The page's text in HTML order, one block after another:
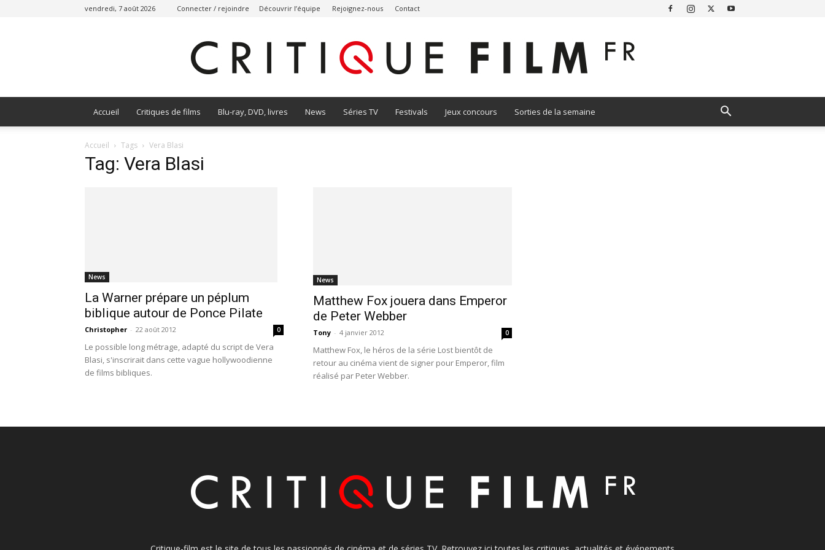
vendredi, 7 août 2026 Connecter / rejoindre Découvrir l’équipe Rejoignez-nous Contact
Accueil Critiques de films Blu-ray, DVD, livres News Séries TV Festivals Jeux concours Sorties de la semaine
Accueil Tags Vera Blasi
Tag: Vera Blasi
News
La Warner prépare un péplum
biblique autour de Ponce Pilate
Christopher - 22 août 2012 0
Le possible long métrage, adapté du script de Vera
Blasi, s'inscrirait dans cette vague hollywoodienne
de films bibliques.
News
Matthew Fox jouera dans Emperor
de Peter Webber
Tony - 4 janvier 2012 0
Matthew Fox, le héros de la série Lost bientôt de
retour au cinéma vient de signer pour Emperor, film
réalisé par Peter Webber.